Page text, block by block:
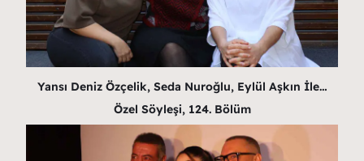
Yansı Deniz Özçelik, Seda Nuroğlu, Eylül Aşkın İle…
Özel Söyleşi, 124. Bölüm